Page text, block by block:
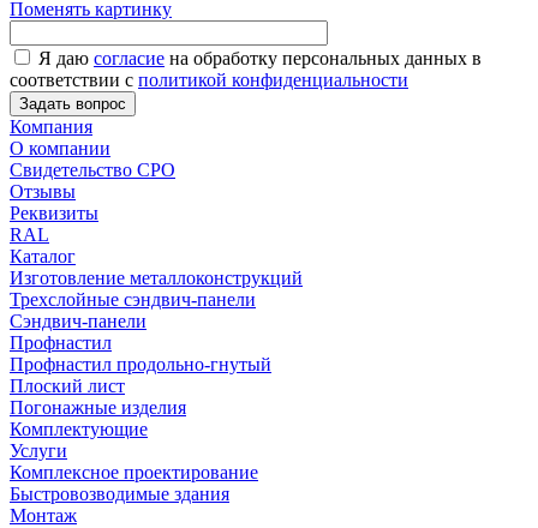
Поменять картинку
Я даю согласие на обработку персональных данных в
соответствии с политикой конфиденциальности
Задать вопрос
Компания
О компании
Свидетельство СРО
Отзывы
Реквизиты
RAL
Каталог
Изготовление металлоконструкций
Трехслойные сэндвич-панели
Сэндвич-панели
Профнастил
Профнастил продольно-гнутый
Плоский лист
Погонажные изделия
Комплектующие
Услуги
Комплексное проектирование
Быстровозводимые здания
Монтаж